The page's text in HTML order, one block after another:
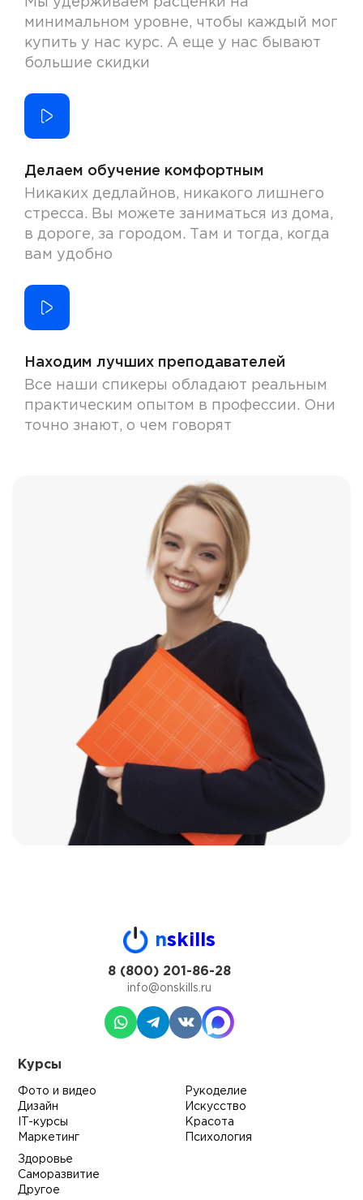
Мы удерживаем расценки на
минимальном уровне, чтобы каждый мог
купить у нас курс. А еще у нас бывают
большие скидки
Делаем обучение комфортным
Никаких дедлайнов, никакого лишнего
стресса. Вы можете заниматься из дома,
в дороге, за городом. Там и тогда, когда
вам удобно
Находим лучших преподавателей
Все наши спикеры обладают реальным
практическим опытом в профессии. Они
точно знают, о чем говорят
nskills
8 (800) 201-86-28
info@onskills.ru
Курсы
Фото и видео
Дизайн
IT-курсы
Маркетинг
Рукоделие
Искусство
Красота
Психология
Здоровье
Саморазвитие
Другое